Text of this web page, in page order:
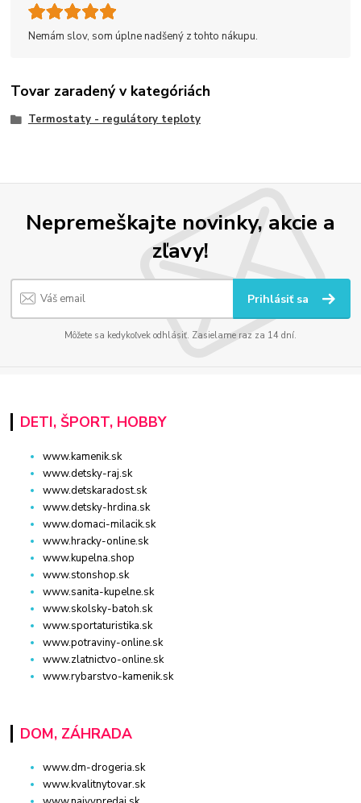
Nemám slov, som úplne nadšený z tohto nákupu.
Tovar zaradený v kategóriách
Termostaty - regulátory teploty
Nepremeškajte novinky, akcie a
zľavy!
Prihlásiť sa
Môžete sa kedykoľvek odhlásiť. Zasielame raz za 14 dní.
DETI, ŠPORT, HOBBY
www.kamenik.sk
www.detsky-raj.sk
www.detskaradost.sk
www.detsky-hrdina.sk
www.domaci-milacik.sk
www.hracky-online.sk
www.kupelna.shop
www.stonshop.sk
www.sanita-kupelne.sk
www.skolsky-batoh.sk
www.sportaturistika.sk
www.potraviny-online.sk
www.zlatnictvo-online.sk
www.rybarstvo-kamenik.sk
DOM, ZÁHRADA
www.dm-drogeria.sk
www.kvalitnytovar.sk